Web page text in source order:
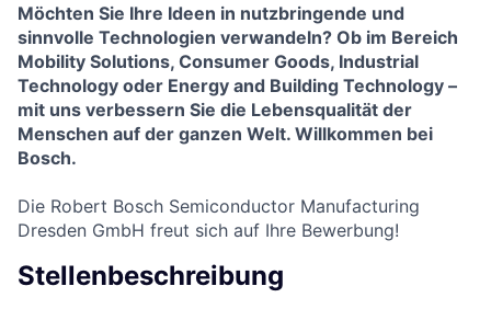
Möchten Sie Ihre Ideen in nutzbringende und
sinnvolle Technologien verwandeln? Ob im Bereich
Mobility Solutions, Consumer Goods, Industrial
Technology oder Energy and Building Technology –
mit uns verbessern Sie die Lebensqualität der
Menschen auf der ganzen Welt. Willkommen bei
Bosch.
Die Robert Bosch Semiconductor Manufacturing
Dresden GmbH freut sich auf Ihre Bewerbung!
Stellenbeschreibung